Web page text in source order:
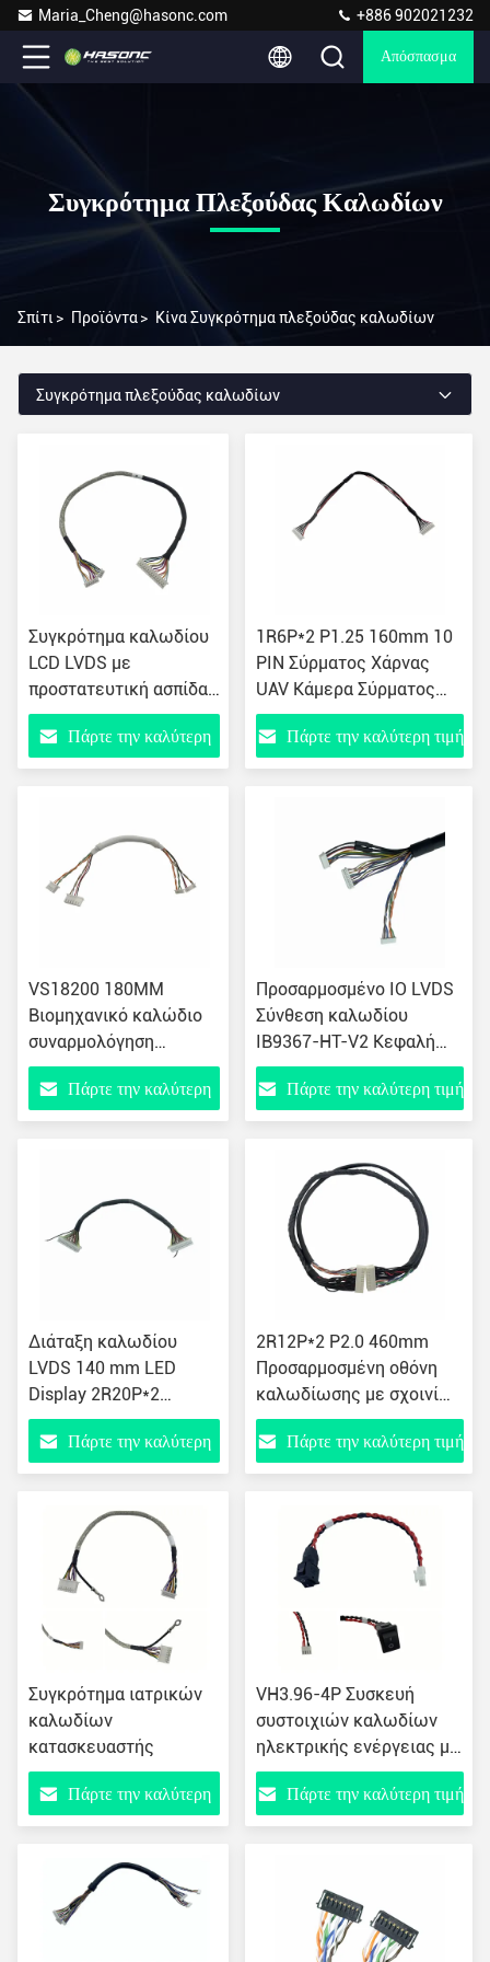
Maria_Cheng@hasonc.com +886 902021232
Απόσπασμα
Συγκρότημα Πλεξούδας Καλωδίων
Σπίτι > Προϊόντα> Κίνα Συγκρότημα πλεξούδας καλωδίων
Συγκρότημα πλεξούδας καλωδίων
Συγκρότημα καλωδίου
LCD LVDS με
προστατευτική ασπίδα
εσωτερικού καλωδίου
συνδέσμου LVDS 058
Πάρτε την καλύτερη
1R6P*2 P1.25 160mm 10
PIN Σύρματος Χάρνας
UAV Κάμερα Σύρματος
LED Καλώδιο οθόνης 065
Πάρτε την καλύτερη τιμή
VS18200 180MM
Βιομηχανικό καλώδιο
συναρμολόγηση
κλιματιστικό ντουλάπι
οθόνη καλώδιο 067
Πάρτε την καλύτερη
Προσαρμοσμένο IO LVDS
Σύνθεση καλωδίου
IB9367-HT-V2 Κεφαλή
τρίποδου Drone Καλώδιο
κάμερας 068
Πάρτε την καλύτερη τιμή
Διάταξη καλωδίου
LVDS 140 mm LED
Display 2R20P*2
Καλώδιο σύνδεσης
ρεύματος Custom 069
Πάρτε την καλύτερη
2R12P*2 P2.0 460mm
Προσαρμοσμένη οθόνη
καλωδίωσης με σχοινί
υποστρώματος HY2.0-
2x12PIN 050
Πάρτε την καλύτερη τιμή
Συγκρότημα ιατρικών
καλωδίων
κατασκευαστής
Πάρτε την καλύτερη
VH3.96-4P Συσκευή
συστοιχιών καλωδίων
ηλεκτρικής ενέργειας με
συνδετήρα συστοιχιών
ήχουΠάρτε την καλύτερη τιμή